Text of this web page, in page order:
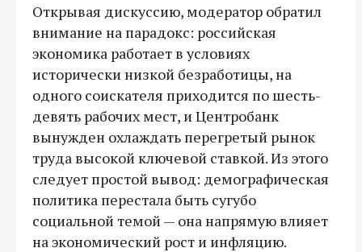
Открывая дискуссию, модератор обратил
внимание на парадокс: российская
экономика работает в условиях
исторически низкой безработицы, на
одного соискателя приходится по шесть-
девять рабочих мест, и Центробанк
вынужден охлаждать перегретый рынок
труда высокой ключевой ставкой. Из этого
следует простой вывод: демографическая
политика перестала быть сугубо
социальной темой — она напрямую влияет
на экономический рост и инфляцию.